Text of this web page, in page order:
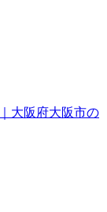
大阪府大阪市の